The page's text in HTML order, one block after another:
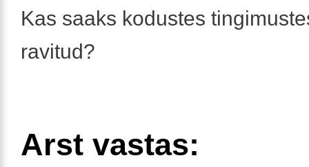
Kas saaks kodustes
ravitud?
Arst vastas: